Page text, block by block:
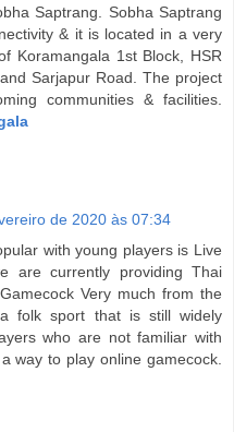
Saptrang. Sobha Saptrang
& it is located in a very
Koramangala 1st Block, HSR
Sarjapur Road. The project
communities & facilities.
de 2020 às 07:34
with young players is Live
are currently providing Thai
Very much from the
folk sport that is still widely
who are not familiar with
way to play online gamecock.